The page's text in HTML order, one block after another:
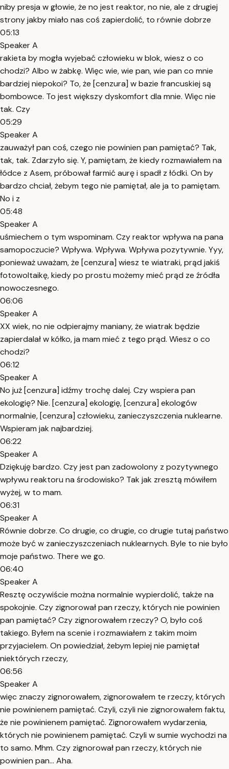
niby presja w głowie, że no jest reaktor, no nie, ale z drugiej
strony jakby miało nas coś zapierdolić, to równie dobrze
05:13
Speaker A
rakieta by mogła wyjebać człowieku w blok, wiesz o co
chodzi? Albo w żabkę. Więc wie, wie pan, wie pan co mnie
bardziej niepokoi? To, że [cenzura] w bazie francuskiej są
bombowce. To jest większy dyskomfort dla mnie. Więc nie
tak. Czy
05:29
Speaker A
zauważył pan coś, czego nie powinien pan pamiętać? Tak,
tak, tak. Zdarzyło się. Y, pamiętam, że kiedy rozmawiałem na
łódce z Asem, próbował farmić aurę i spadł z łódki. On by
bardzo chciał, żebym tego nie pamiętał, ale ja to pamiętam.
No i z
05:48
Speaker A
uśmiechem o tym wspominam. Czy reaktor wpływa na pana
samopoczucie? Wpływa. Wpływa. Wpływa pozytywnie. Yyy,
ponieważ uważam, że [cenzura] wiesz te wiatraki, prąd jakiś
fotowoltaikę, kiedy po prostu możemy mieć prąd ze źródła
nowoczesnego.
06:06
Speaker A
XX wiek, no nie odpierajmy maniany, że wiatrak będzie
zapierdalał w kółko, ja mam mieć z tego prąd. Wiesz o co
chodzi?
06:12
Speaker A
No już [cenzura] idźmy trochę dalej. Czy wspiera pan
ekologię? Nie. [cenzura] ekologię, [cenzura] ekologów
normalnie, [cenzura] człowieku, zanieczyszczenia nuklearne.
Wspieram jak najbardziej.
06:22
Speaker A
Dziękuję bardzo. Czy jest pan zadowolony z pozytywnego
wpływu reaktoru na środowisko? Tak jak zresztą mówiłem
wyżej, w to mam.
06:31
Speaker A
Równie dobrze. Co drugie, co drugie, co drugie tutaj państwo
może być w zanieczyszczeniach nuklearnych. Byle to nie było
moje państwo. There we go.
06:40
Speaker A
Resztę oczywiście można normalnie wypierdolić, także na
spokojnie. Czy zignorował pan rzeczy, których nie powinien
pan pamiętać? Czy zignorowałem rzeczy? O, było coś
takiego. Byłem na scenie i rozmawiałem z takim moim
przyjacielem. On powiedział, żebym lepiej nie pamiętał
niektórych rzeczy,
06:56
Speaker A
więc znaczy zignorowałem, zignorowałem te rzeczy, których
nie powinienem pamiętać. Czyli, czyli nie zignorowałem faktu,
że nie powinienem pamiętać. Zignorowałem wydarzenia,
których nie powinienem pamiętać. Czyli w sumie wychodzi na
to samo. Mhm. Czy zignorował pan rzeczy, których nie
powinien pan... Aha.